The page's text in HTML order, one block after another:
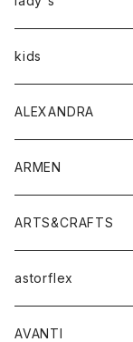
トップス
Tシャツ
シャツ
ボトムス
アウター
トップス
Tシャツ・カットソー
シャツ・ブラウス
ボトムス
パンツ
スカート
ワンピース・オールイ
バッグ
シューズ
kids
ALEXANDRA
ARMEN
アウター
コート
ジャケット
トップス
ベスト
ワンピース
ARTS&CRAFTS
アクセサリー
ウォレット
astorflex
グッズ
AVANTI